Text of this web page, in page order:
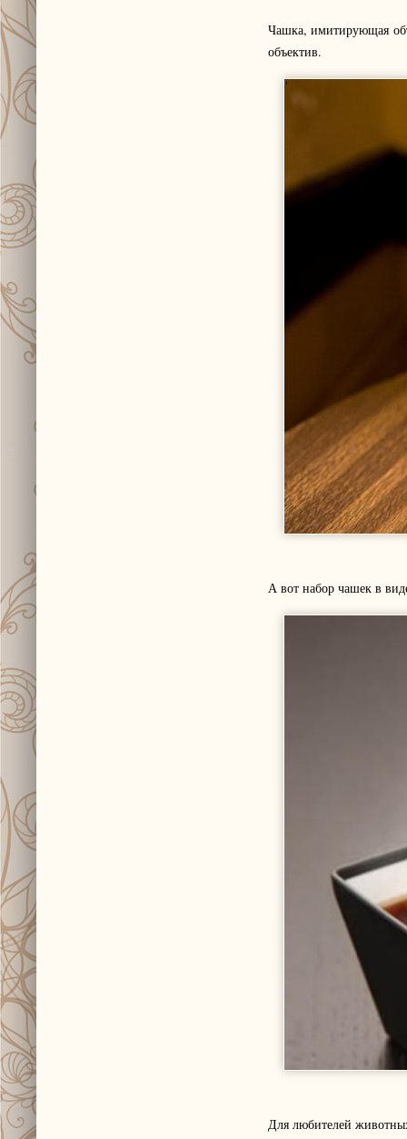
Чашка, имитирующая
объектив.
А вот набор чашек в
Для любителей